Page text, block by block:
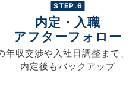
STEP.6
内定・入職
アフターフォロー
年収交渉や入社日調整まで、
内定後もバックアップ